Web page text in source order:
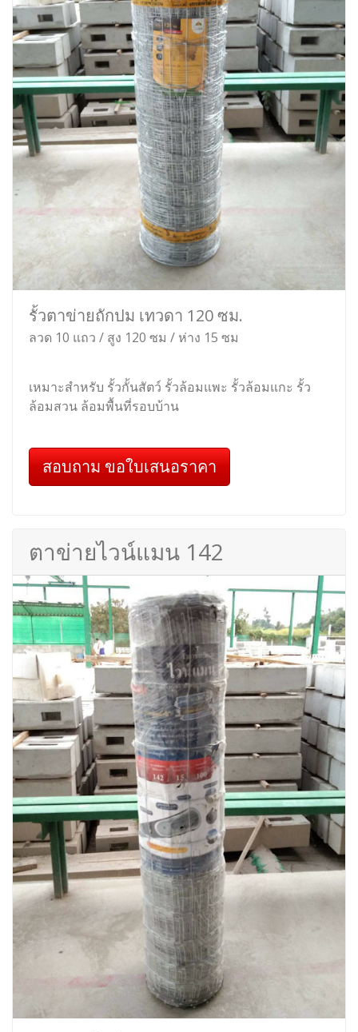
รั้วตาข่ายถักปม เทวดา 120 ซม.
ลวด 10 แถว / สูง 120 ซม / ห่าง 15 ซม
เหมาะสำหรับ รั้วกั้นสัตว์ รั้วล้อมแพะ รั้วล้อมแกะ รั้ว
ล้อมสวน ล้อมพื้นที่รอบบ้าน
สอบถาม ขอใบเสนอราคา
ตาข่ายไวน์แมน 142